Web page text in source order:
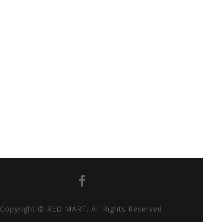
Copyright © RED MART. All Rights Reserved.